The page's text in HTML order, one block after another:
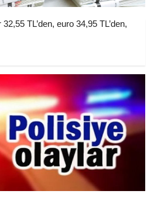
TL’den, euro 34,95 TL’den,